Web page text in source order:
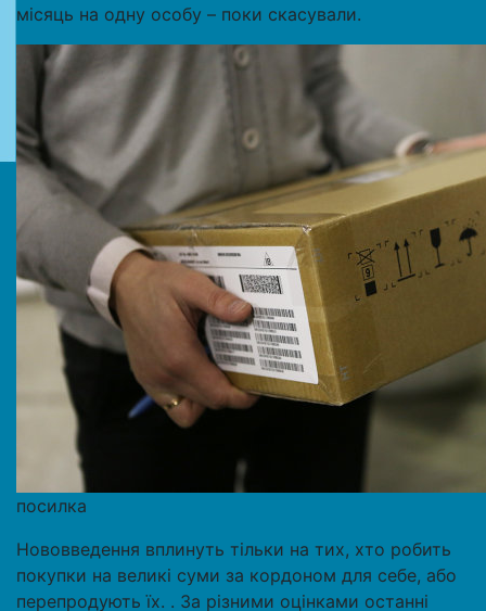
місяць на одну особу – поки скасували.
посилка
Нововведення вплинуть тільки на тих, хто робить
покупки на великі суми за кордоном для себе, або
перепродують їх. . За різними оцінками останні